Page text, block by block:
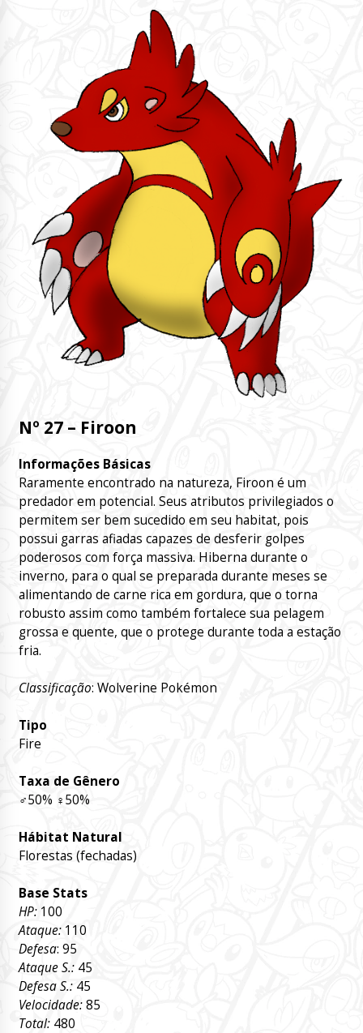
Nº 27 – Firoon
Informações Básicas
Raramente encontrado na natureza, Firoon é um
predador em potencial. Seus atributos privilegiados o
permitem ser bem sucedido em seu habitat, pois
possui garras afiadas capazes de desferir golpes
poderosos com força massiva. Hiberna durante o
inverno, para o qual se preparada durante meses se
alimentando de carne rica em gordura, que o torna
robusto assim como também fortalece sua pelagem
grossa e quente, que o protege durante toda a estação
fria.
Classificação: Wolverine Pokémon
Tipo
Fire
Taxa de Gênero
♂50% ♀50%
Hábitat Natural
Florestas (fechadas)
Base Stats
HP:100
Ataque:110
Defesa: 95
Ataque S.:45
Defesa S.:45
Velocidade:85
Total:480